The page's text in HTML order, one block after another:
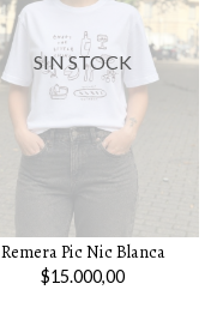
SIN STOCK
Remera Pic Nic Blanca
$15.000,00